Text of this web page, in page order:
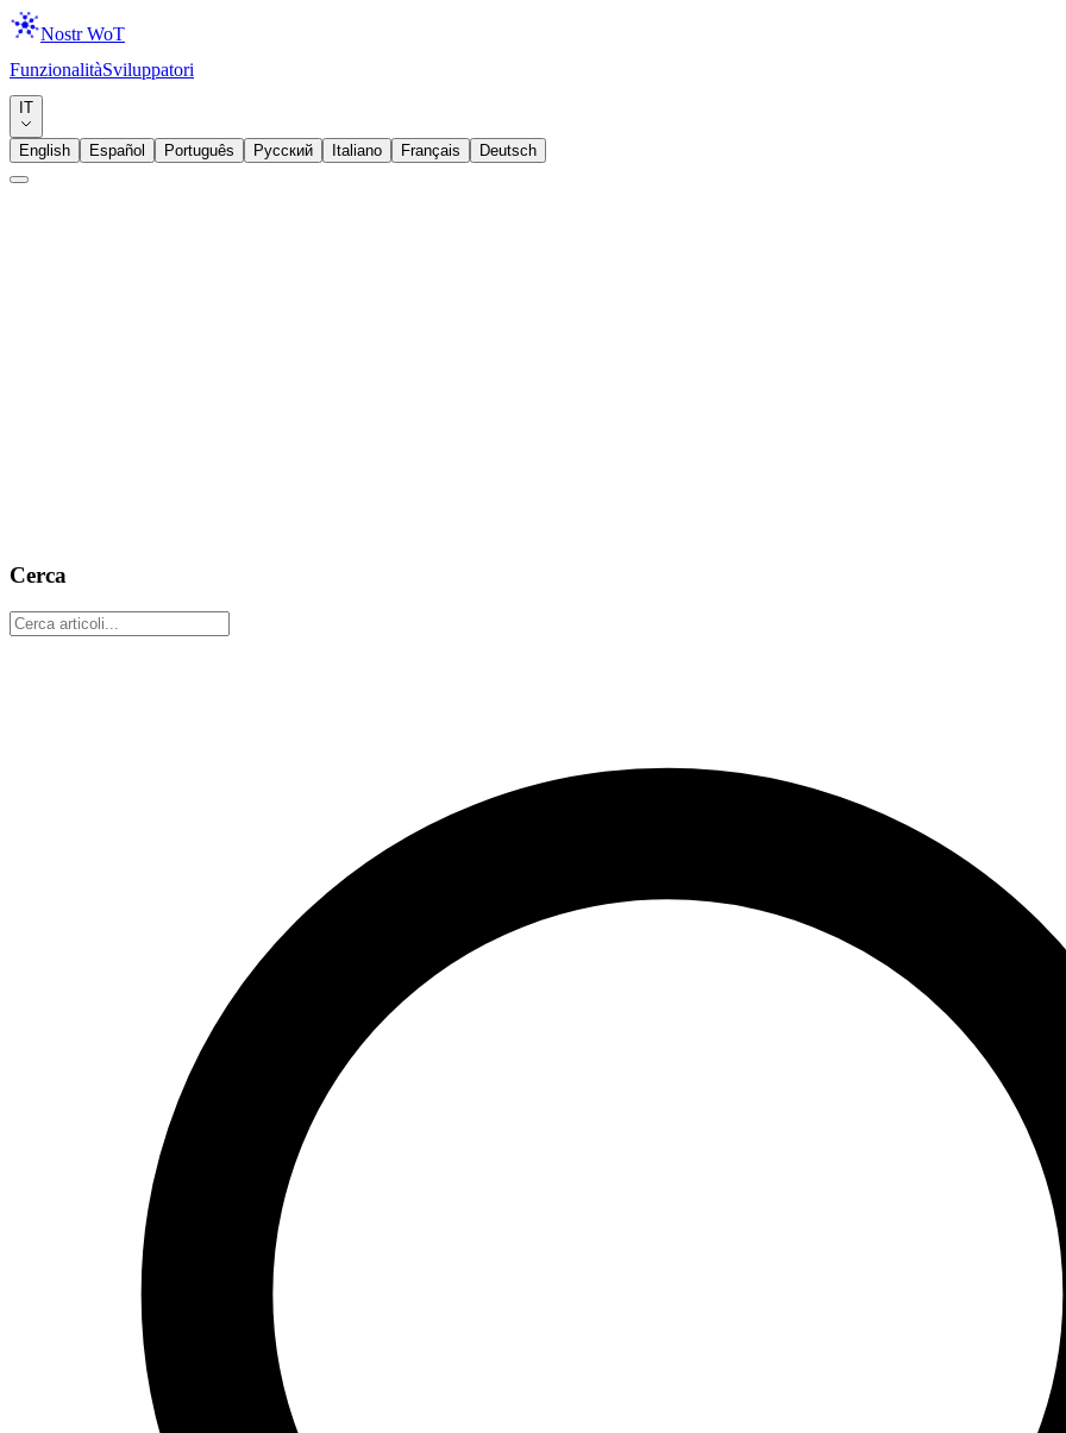
Nostr WoT
FunzionalitàSviluppatori
IT
English Español Português Русский Italiano Français Deutsch
9 marzo 2026
Cerca